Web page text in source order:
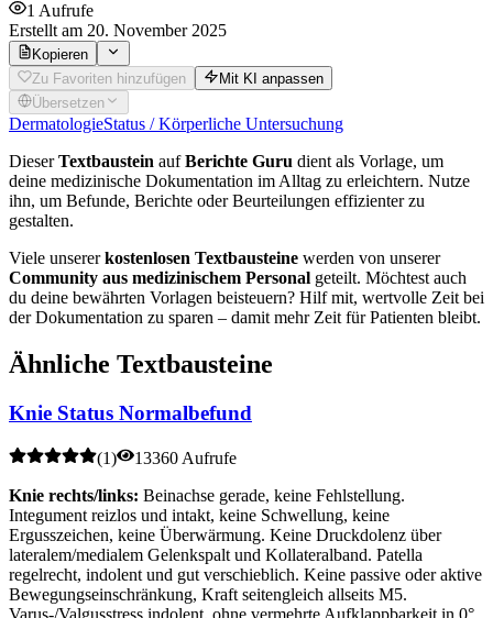
1 Aufrufe
Erstellt am 20. November 2025
Kopieren
Zu Favoriten hinzufügen
Mit KI anpassen
Übersetzen
DermatologieStatus / Körperliche Untersuchung
DieserTextbaustein aufBerichte Guru dient als Vorlage, um
deine medizinische Dokumentation im Alltag zu erleichtern. Nutze
ihn, um Befunde, Berichte oder Beurteilungen effizienter zu
gestalten.
Viele unsererkostenlosen Textbausteine werden von unserer
Community aus medizinischem Personal geteilt. Möchtest auch
du deine bewährten Vorlagen beisteuern? Hilf mit, wertvolle Zeit bei
der Dokumentation zu sparen – damit mehr Zeit für Patienten bleibt.
Ähnliche Textbausteine
Knie Status Normalbefund
(1)
13360 Aufrufe
Knie rechts/links: Beinachse gerade, keine Fehlstellung.
Integument reizlos und intakt, keine Schwellung, keine
Ergusszeichen, keine Überwärmung. Keine Druckdolenz über
lateralem/medialem Gelenkspalt und Kollateralband. Patella
regelrecht, indolent und gut verschieblich. Keine passive oder aktive
Bewegungseinschränkung, Kraft seitengleich allseits M5.
Varus-/Valgusstress indolent, ohne vermehrte Aufklappbarkeit in 0°